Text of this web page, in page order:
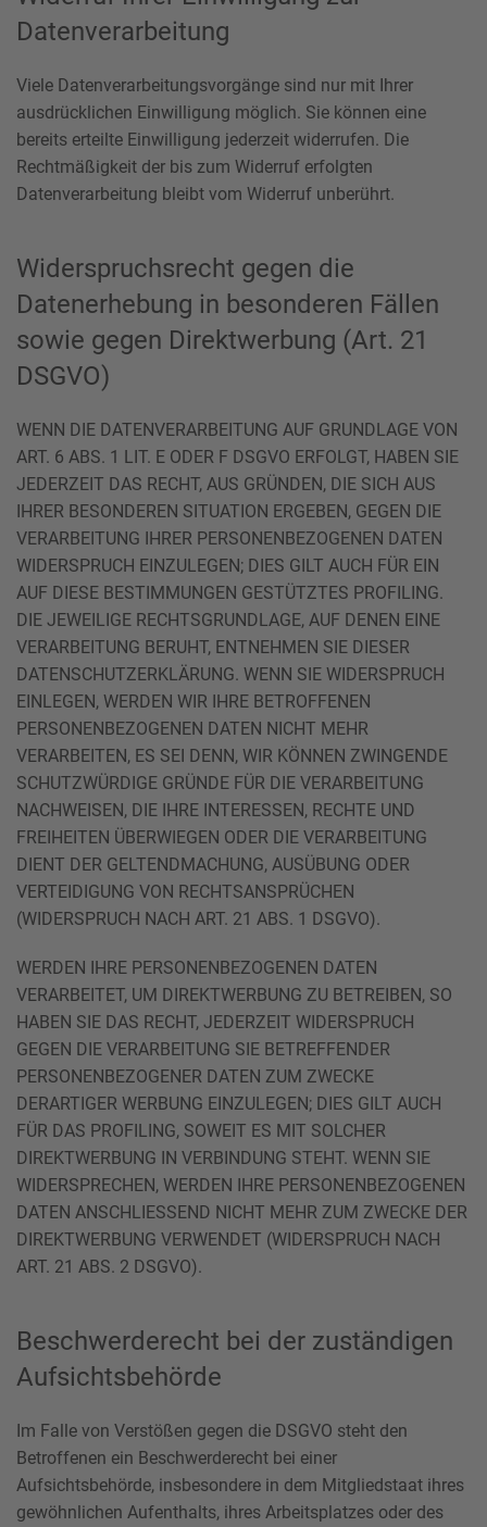
Datenverarbeitung
Viele Datenverarbeitungsvorgänge sind nur mit Ihrer
ausdrücklichen Einwilligung möglich. Sie können eine
bereits erteilte Einwilligung jederzeit widerrufen. Die
Rechtmäßigkeit der bis zum Widerruf erfolgten
Datenverarbeitung bleibt vom Widerruf unberührt.
Widerspruchsrecht gegen die
Datenerhebung in besonderen Fällen
sowie gegen Direktwerbung (Art. 21
DSGVO)
WENN DIE DATENVERARBEITUNG AUF GRUNDLAGE VON
ART. 6 ABS. 1 LIT. E ODER F DSGVO ERFOLGT, HABEN SIE
JEDERZEIT DAS RECHT, AUS GRÜNDEN, DIE SICH AUS
IHRER BESONDEREN SITUATION ERGEBEN, GEGEN DIE
VERARBEITUNG IHRER PERSONENBEZOGENEN DATEN
WIDERSPRUCH EINZULEGEN; DIES GILT AUCH FÜR EIN
AUF DIESE BESTIMMUNGEN GESTÜTZTES PROFILING.
DIE JEWEILIGE RECHTSGRUNDLAGE, AUF DENEN EINE
VERARBEITUNG BERUHT, ENTNEHMEN SIE DIESER
DATENSCHUTZERKLÄRUNG. WENN SIE WIDERSPRUCH
EINLEGEN, WERDEN WIR IHRE BETROFFENEN
PERSONENBEZOGENEN DATEN NICHT MEHR
VERARBEITEN, ES SEI DENN, WIR KÖNNEN ZWINGENDE
SCHUTZWÜRDIGE GRÜNDE FÜR DIE VERARBEITUNG
NACHWEISEN, DIE IHRE INTERESSEN, RECHTE UND
FREIHEITEN ÜBERWIEGEN ODER DIE VERARBEITUNG
DIENT DER GELTENDMACHUNG, AUSÜBUNG ODER
VERTEIDIGUNG VON RECHTSANSPRÜCHEN
(WIDERSPRUCH NACH ART. 21 ABS. 1 DSGVO).
WERDEN IHRE PERSONENBEZOGENEN DATEN
VERARBEITET, UM DIREKTWERBUNG ZU BETREIBEN, SO
HABEN SIE DAS RECHT, JEDERZEIT WIDERSPRUCH
GEGEN DIE VERARBEITUNG SIE BETREFFENDER
PERSONENBEZOGENER DATEN ZUM ZWECKE
DERARTIGER WERBUNG EINZULEGEN; DIES GILT AUCH
FÜR DAS PROFILING, SOWEIT ES MIT SOLCHER
DIREKTWERBUNG IN VERBINDUNG STEHT. WENN SIE
WIDERSPRECHEN, WERDEN IHRE PERSONENBEZOGENEN
DATEN ANSCHLIESSEND NICHT MEHR ZUM ZWECKE DER
DIREKTWERBUNG VERWENDET (WIDERSPRUCH NACH
ART. 21 ABS. 2 DSGVO).
Beschwerde­recht bei der zuständigen
Aufsichts­behörde
Im Falle von Verstößen gegen die DSGVO steht den
Betroffenen ein Beschwerderecht bei einer
Aufsichtsbehörde, insbesondere in dem Mitgliedstaat ihres
gewöhnlichen Aufenthalts, ihres Arbeitsplatzes oder des